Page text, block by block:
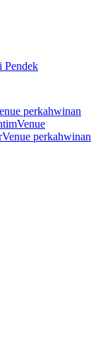
Pendek
perkahwinan
Venue
Venue perkahwinan